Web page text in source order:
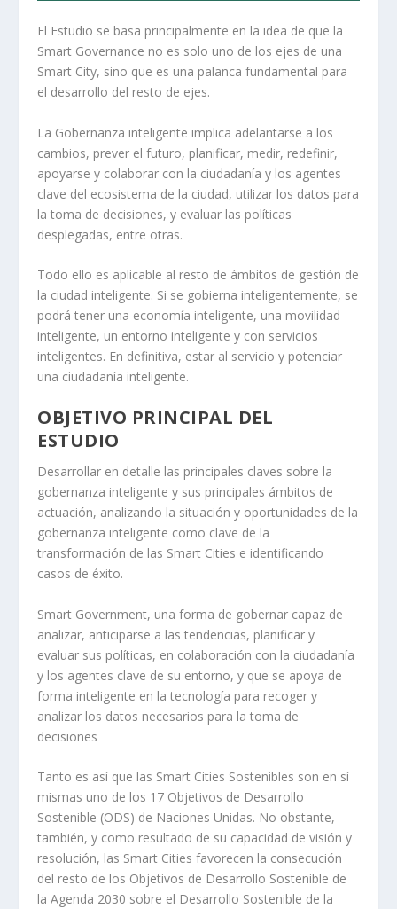
El Estudio se basa principalmente en la idea de que la
Smart Governance no es solo uno de los ejes de una
Smart City, sino que es una palanca fundamental para
el desarrollo del resto de ejes.
La Gobernanza inteligente implica adelantarse a los
cambios, prever el futuro, planificar, medir, redefinir,
apoyarse y colaborar con la ciudadanía y los agentes
clave del ecosistema de la ciudad, utilizar los datos para
la toma de decisiones, y evaluar las políticas
desplegadas, entre otras.
Todo ello es aplicable al resto de ámbitos de gestión de
la ciudad inteligente. Si se gobierna inteligentemente, se
podrá tener una economía inteligente, una movilidad
inteligente, un entorno inteligente y con servicios
inteligentes. En definitiva, estar al servicio y potenciar
una ciudadanía inteligente.
OBJETIVO PRINCIPAL DEL
ESTUDIO
Desarrollar en detalle las principales claves sobre la
gobernanza inteligente y sus principales ámbitos de
actuación, analizando la situación y oportunidades de la
gobernanza inteligente como clave de la
transformación de las Smart Cities e identificando
casos de éxito.
Smart Government, una forma de gobernar capaz de
analizar, anticiparse a las tendencias, planificar y
evaluar sus políticas, en colaboración con la ciudadanía
y los agentes clave de su entorno, y que se apoya de
forma inteligente en la tecnología para recoger y
analizar los datos necesarios para la toma de
decisiones
Tanto es así que las Smart Cities Sostenibles son en sí
mismas uno de los 17 Objetivos de Desarrollo
Sostenible (ODS) de Naciones Unidas. No obstante,
también, y como resultado de su capacidad de visión y
resolución, las Smart Cities favorecen la consecución
del resto de los Objetivos de Desarrollo Sostenible de
la Agenda 2030 sobre el Desarrollo Sostenible de la